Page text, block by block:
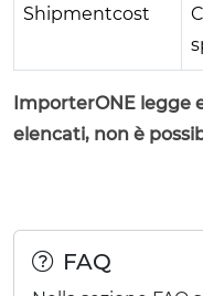
Shipmentcost
ImporterONE legge
elencati, non è
FAQ